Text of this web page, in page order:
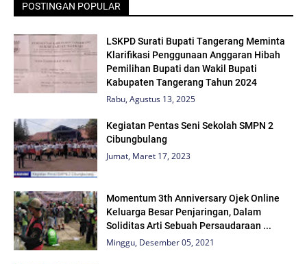
POSTINGAN POPULAR
LSKPD Surati Bupati Tangerang Meminta
Klarifikasi Penggunaan Anggaran Hibah
Pemilihan Bupati dan Wakil Bupati
Kabupaten Tangerang Tahun 2024
Rabu, Agustus 13, 2025
Kegiatan Pentas Seni Sekolah SMPN 2
Cibungbulang
Jumat, Maret 17, 2023
Momentum 3th Anniversary Ojek Online
Keluarga Besar Penjaringan, Dalam
Soliditas Arti Sebuah Persaudaraan ...
Minggu, Desember 05, 2021